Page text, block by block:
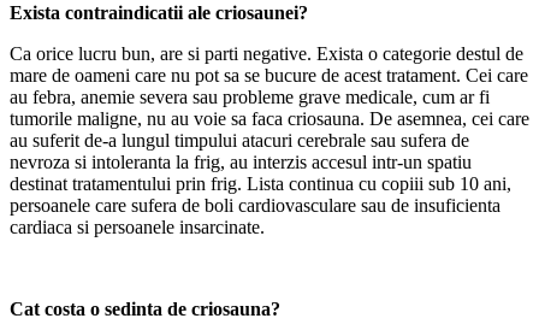
Exista contraindicatii ale criosaunei?
Ca orice lucru bun, are si parti negative. Exista o categorie destul de
mare de oameni care nu pot sa se bucure de acest tratament. Cei care
au febra, anemie severa sau probleme grave medicale, cum ar fi
tumorile maligne, nu au voie sa faca criosauna. De asemnea, cei care
au suferit de-a lungul timpului atacuri cerebrale sau sufera de
nevroza si intoleranta la frig, au interzis accesul intr-un spatiu
destinat tratamentului prin frig. Lista continua cu copiii sub 10 ani,
persoanele care sufera de boli cardiovasculare sau de insuficienta
cardiaca si persoanele insarcinate.
Cat costa o sedinta de criosauna?